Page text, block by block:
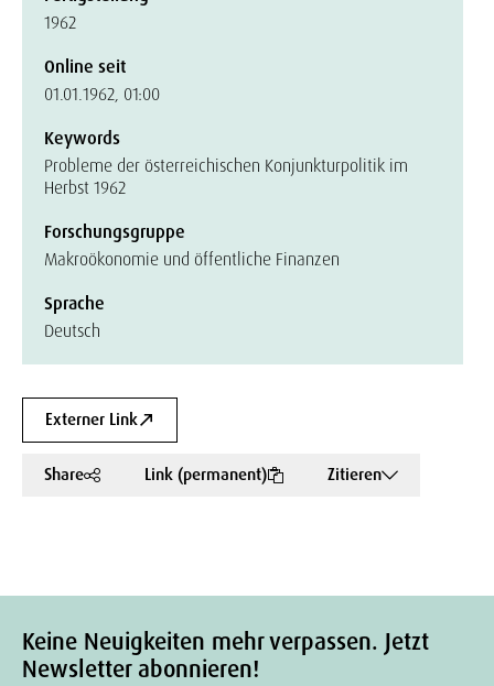
1962
Online seit
01.01.1962, 01:00
Keywords
Probleme der österreichischen Konjunkturpolitik im
Herbst 1962
Forschungsgruppe
Makroökonomie und öffentliche Finanzen
Sprache
Deutsch
Externer Link
Share Link (permanent) Zitieren
Keine Neuigkeiten mehr verpassen. Jetzt
Newsletter abonnieren!